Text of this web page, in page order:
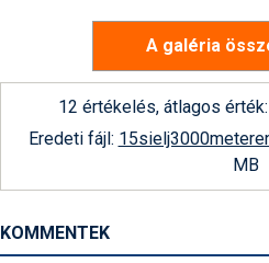
A galéria
12 értékelés, átlagos
Eredeti fájl:
MB
KOMMENTEK